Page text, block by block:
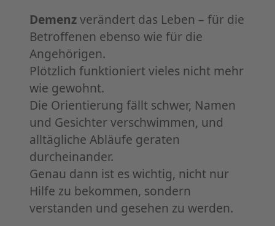
Demenzverändert das Leben – für die
Betroffenen ebenso wie für die
Angehörigen.
Plötzlich funktioniert vieles nicht mehr
wie gewohnt.
Die Orientierung fällt schwer, Namen
und Gesichter verschwimmen, und
alltägliche Abläufe geraten
durcheinander.
Genau dann ist es wichtig, nicht nur
Hilfe zu bekommen, sondern
verstanden und gesehen zu werden.